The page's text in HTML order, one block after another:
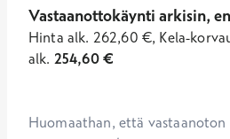
Vastaanottokäynti arkisin,
Hinta alk. 262,60 €, Kela-
alk. 254,60€
Huomaathan, että vastaanoton